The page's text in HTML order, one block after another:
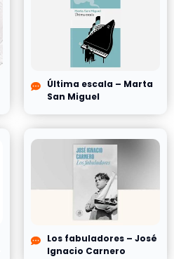
Última escala – Marta
San Miguel
Los fabuladores – José
Ignacio Carnero